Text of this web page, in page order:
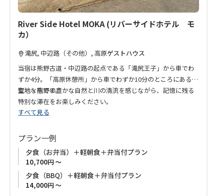
River Side Hotel MOKA (リバーサイドホテル モ
カ）
滝尻, 中辺路（その他）, 高原ゲストハウス
当宿は熊野古道・中辺路の起点である「滝尻王子」から車でわ
ずか4分。「高原休憩所」から車でわずか10分のところにある好
立地な宿です。
清らかな石船川の流れと深い緑に囲まれた、静かなプライベー
トレッキング前夜の静かな準備の時間にも、一日の歩みを終え
たあとの深い休息にも最適。
川のせせらぎと豊かな自然の中で、心身ともにリフレッシュし
ていただけます。
当宿のおすすめポイント
聖地・熊野の豊かな自然と川の清流を感じながら、記憶に残る
特別な滞在をお楽しみください。
すべて見る
プラン一例
夕食（お弁当）＋軽朝食＋弁当付プラン
10,700円 ～
夕食（BBQ）＋軽朝食＋弁当付プラン
14,000円 ～